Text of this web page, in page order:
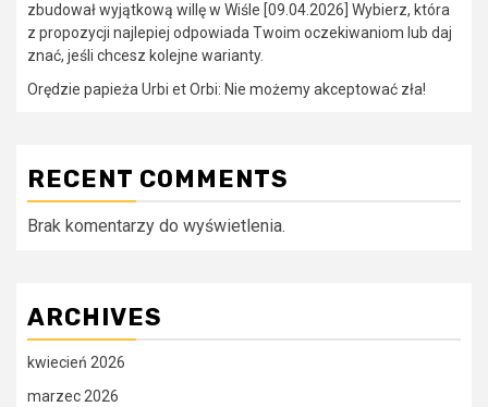
zbudował wyjątkową willę w Wiśle [09.04.2026] Wybierz, która
z propozycji najlepiej odpowiada Twoim oczekiwaniom lub daj
znać, jeśli chcesz kolejne warianty.
Orędzie papieża Urbi et Orbi: Nie możemy akceptować zła!
RECENT COMMENTS
Brak komentarzy do wyświetlenia.
ARCHIVES
kwiecień 2026
marzec 2026